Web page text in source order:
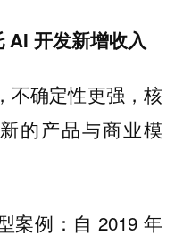
AI 开发新增收入
不确定性更强，核
的产品与商业模
案例：自 2019 年